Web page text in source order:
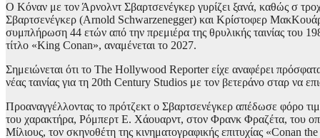
Ο Κόναν με τον Άρνολντ Σβαρτσενέγκερ γυρίζει ξανά, καθώς σ
Σβαρτσενέγκερ (Arnold Schwarzenegger) και Κρίστοφερ
συμπλήρωση 44 ετών από την πρεμιέρα της θρυλικής ταινίας του
τίτλο «King Conan», αναμένεται το 2027.
Σημειώνεται ότι το The Hollywood Reporter είχε αναφέρει
νέας ταινίας για τη 20th Century Studios με τον βετεράνο σταρ να
Προαναγγέλλοντας το πρότζεκτ ο Σβαρτσενέγκερ απέδωσε φόρο
του χαρακτήρα, Ρόμπερτ Ε. Χάουαρντ, στον Φρανκ Φραζέτα, του
Μίλιους, τον σκηνοθέτη της κινηματογραφικής επιτυχίας «Conan